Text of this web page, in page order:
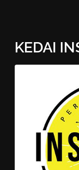
KEDAI